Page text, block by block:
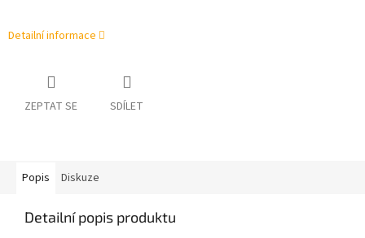
Detailní informace
ZEPTAT SE SDÍLET
Popis Diskuze
Detailní popis produktu